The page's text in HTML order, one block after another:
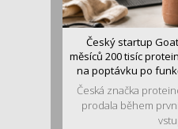
Český startup
měsíců 200 tisíc
na poptávku po
Česká značka
prodala během